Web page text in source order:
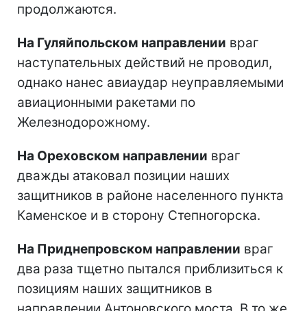
продолжаются.
На Гуляйпольском направлении враг
наступательных действий не проводил,
однако нанес авиаудар неуправляемыми
авиационными ракетами по
Железнодорожному.
На Ореховском направлении враг
дважды атаковал позиции наших
защитников в районе населенного пункта
Каменское и в сторону Степногорска.
На Приднепровском направлении враг
два раза тщетно пытался приблизиться к
позициям наших защитников в